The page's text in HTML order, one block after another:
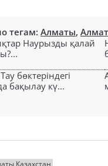
тегам: Алматы,
Наурызды қалай
бөктеріндегі
бақылау кү...
Казахстан